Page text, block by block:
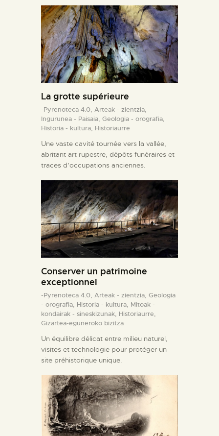
La grotte supérieure
-Pyrenoteca 4.0, Arteak - zientzia,
Ingurunea - Paisaia, Geologia - orografia,
Historia - kultura, Historiaurre
Une vaste cavité tournée vers la vallée,
abritant art rupestre, dépôts funéraires et
traces d’occupations anciennes.
Conserver un patrimoine
exceptionnel
-Pyrenoteca 4.0, Arteak - zientzia, Geologia
- orografia, Historia - kultura, Mitoak -
kondairak - sineskizunak, Historiaurre,
Gizartea-eguneroko bizitza
Un équilibre délicat entre milieu naturel,
visites et technologie pour protéger un
site préhistorique unique.